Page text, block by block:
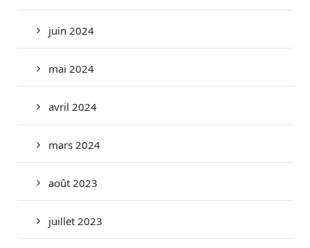
juin 2024
mai 2024
avril 2024
mars 2024
août 2023
juillet 2023